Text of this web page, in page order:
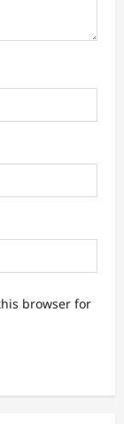
browser for